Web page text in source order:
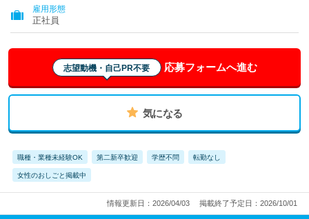
雇用形態
正社員
志望動機・自己PR不要 応募フォームへ進む
気になる
職種・業種未経験OK 第二新卒歓迎 学歴不問 転勤なし
女性のおしごと掲載中
情報更新日：2026/04/03 掲載終了予定日：2026/10/01